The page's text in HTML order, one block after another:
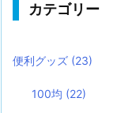
カテゴリー
便利グッズ (23)
100均 (22)